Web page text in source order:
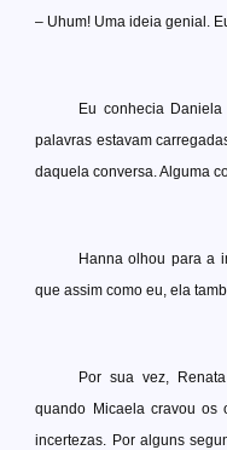
– Uhum! Uma ideia genial.
Eu conhecia
palavras estavam
daquela conversa. Alguma
Hanna olhou para a
que assim como eu, ela
Por sua vez,
quando Micaela cravou os
incertezas. Por alguns